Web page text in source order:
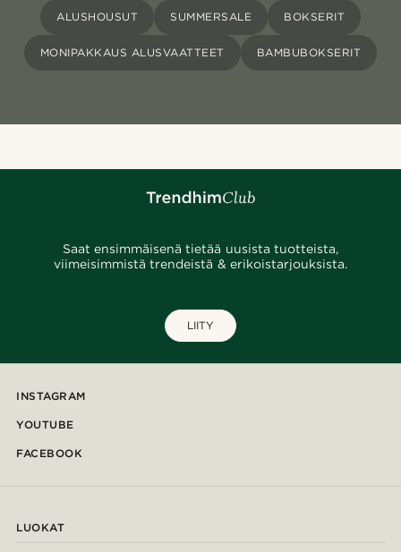
ALUSHOUSUT SUMMERSALE BOKSERIT
MONIPAKKAUS ALUSVAATTEET BAMBUBOKSERIT
Saat ensimmäisenä tietää uusista tuotteista,
viimeisimmistä trendeistä & erikoistarjouksista.
LIITY
INSTAGRAM
YOUTUBE
FACEBOOK
LUOKAT